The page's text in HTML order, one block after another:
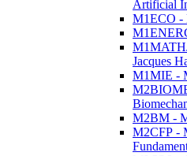
Artificial
M1ECO -
Jacques
M1MIE -
M2BM -
M2CFP -